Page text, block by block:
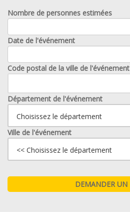
Nombre de personnes estimées
Date de l'événement
Code postal de la ville de l'événement
Département de l'événement
Ville de l'événement